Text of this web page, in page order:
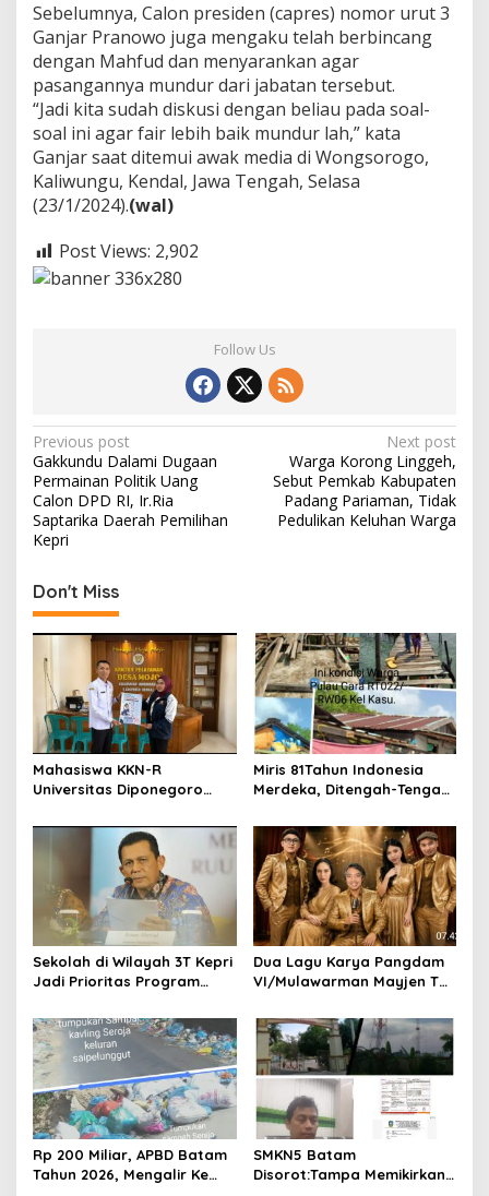
a
b
a
a
n
n
y
a
S
e
a
g
a
P
l
h
u
k
Sebelumnya, Calon presiden (capres) nomor urut 3
Ganjar Pranowo juga mengaku telah berbincang
dengan Mahfud dan menyarankan agar
pasangannya mundur dari jabatan tersebut.
“Jadi kita sudah diskusi dengan beliau pada soal-
soal ini agar fair lebih baik mundur lah,” kata
Ganjar saat ditemui awak media di Wongsorogo,
Kaliwungu, Kendal, Jawa Tengah, Selasa
(23/1/2024).(wal)
Post Views: 2,902
Follow Us
P
o
s
t
a
v
g
a
t
i
n
Previous post
Gakkundu Dalami Dugaan
Permainan Politik Uang
Calon DPD RI, Ir.Ria
Saptarika Daerah Pemilihan
Kepri
Next post
Warga Korong Linggeh,
Sebut Pemkab Kabupaten
Padang Pariaman, Tidak
Pedulikan Keluhan Warga
Don't Miss
Mahasiswa KKN-R
Universitas Diponegoro
Pencegahan Pernikahan
Dini dan Stunting di Desa
Miris 81Tahun Indonesia
Merdeka, Ditengah-Tengah
Begini Kondisi Nasip Warga
Suku Laut Pulau Gara Kota
Batam
Sekolah di Wilayah 3T Kepri
Jadi Prioritas Program
2026
Dua Lagu Karya Pangdam
VI/Mulawarman Mayjen TNI
Singing Competition HUT
Ke-81 RI
Rp 200 Miliar, APBD Batam
Tahun 2026, Mengalir Ke
SMKN5 Batam
Disorot:Tampa Memikirkan